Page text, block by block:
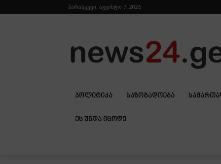
პარასკევი, აგვისტო 7, 2026
ᲞᲝᲚᲘᲢᲘᲙᲐ ᲡᲐᲖᲝᲒᲐᲓᲝᲔᲑᲐ
ᲔᲡ ᲣᲜᲓᲐ ᲘᲪᲝᲓᲔ